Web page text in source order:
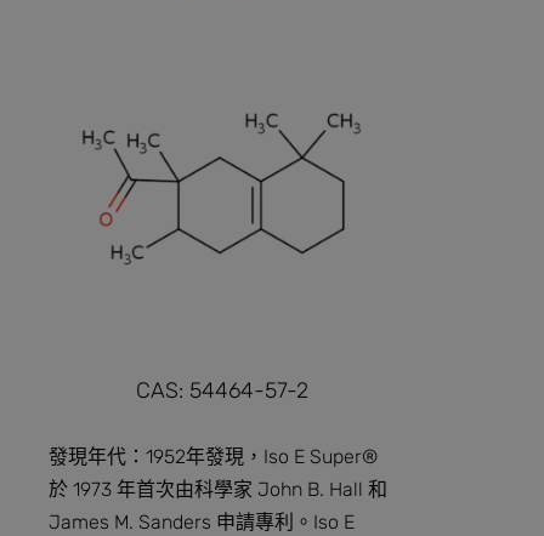
CAS: 54464-57-2
發現年代：1952年發現，Iso E Super®
於 1973 年首次由科學家 John B. Hall 和
James M. Sanders 申請專利。Iso E